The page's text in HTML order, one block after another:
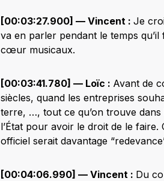
[00:03:27.900] — Vincent : Je
va en parler pendant le temps
cœur musicaux.
[00:03:41.780] — Loïc : Avant de
siècles, quand les entreprises
terre, …, tout ce qu’on trouve dans
l’État pour avoir le droit de le faire.
officiel serait davantage
[00:04:06.990] — Vincent : Du